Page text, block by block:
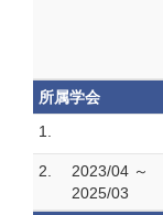
所属学会
1.
2.
2023/04 ～
2025/03